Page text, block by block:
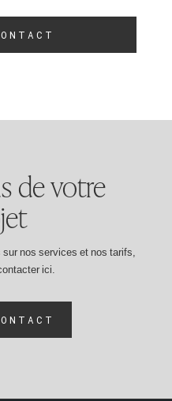
de votre
nos services et nos tarifs,
ici.